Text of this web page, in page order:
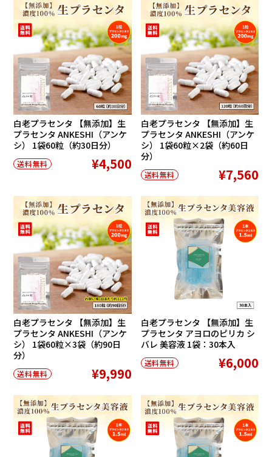
白老プラセンタ 【無添加】生
プラセンタ ANKESHI（アンケ
シ） 1袋60粒（約30日分）
送料無料 ¥4,500
白老プラセンタ 【無添加】生
プラセンタ ANKESHI（アンケ
シ） 1袋60粒×2袋（約60日
分）
送料無料 ¥7,560
白老プラセンタ 【無添加】生
プラセンタ ANKESHI（アンケ
シ） 1袋60粒×3袋（約90日
分）
送料無料 ¥9,990
白老プラセンタ 【無添加】生
プラセンタ アヨロのピリカ シ
バレ 美容液 1袋：30本入
送料無料 ¥6,000